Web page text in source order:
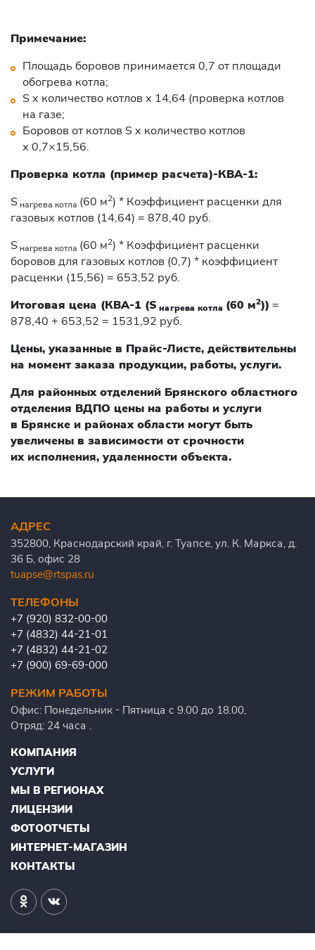
Примечание:
Площадь боровов принимается 0,7 от площади
обогрева котла;
S x количество котлов х 14,64 (проверка котлов
на газе;
Боровов от котлов S x количество котлов
х 0,7×15,56.
Проверка котла (пример расчета)-КВА-1:
S нагрева котла (60 м2) * Коэффициент расценки для
газовых котлов (14,64) = 878,40 руб.
S нагрева котла (60 м2) * Коэффициент расценки
боровов для газовых котлов (0,7) * коэффициент
расценки (15,56) = 653,52 руб.
Итоговая цена (КВА-1 (S нагрева котла (60 м2)) =
878,40 + 653,52 = 1531,92 руб.
Цены, указанные в Прайс-Листе, действительны
на момент заказа продукции, работы, услуги.
Для районных отделений Брянского областного
отделения ВДПО цены на работы и услуги
в Брянске и районах области могут быть
увеличены в зависимости от срочности
их исполнения, удаленности объекта.
АДРЕС
352800, Краснодарский край, г. Туапсе, ул. К. Маркса, д.
36 Б, офис 28
tuapse@rtspas.ru
ТЕЛЕФОНЫ
+7 (920) 832-00-00
+7 (4832) 44-21-01
+7 (4832) 44-21-02
+7 (900) 69-69-000
РЕЖИМ РАБОТЫ
Офис: Понедельник - Пятница с 9.00 до 18.00,
Отряд: 24 часа .
КОМПАНИЯ
УСЛУГИ
МЫ В РЕГИОНАХ
ЛИЦЕНЗИИ
ФОТООТЧЕТЫ
ИНТЕРНЕТ-МАГАЗИН
КОНТАКТЫ